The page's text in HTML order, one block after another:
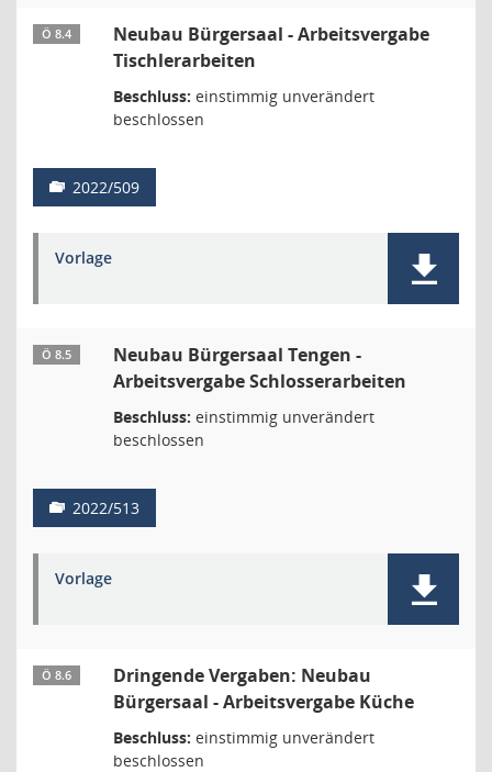
Ö 8.4
Neubau Bürgersaal - Arbeitsvergabe
Tischlerarbeiten
Beschluss: einstimmig unverändert
beschlossen
2022/509
Vorlage
Ö 8.5
Neubau Bürgersaal Tengen -
Arbeitsvergabe Schlosserarbeiten
Beschluss: einstimmig unverändert
beschlossen
2022/513
Vorlage
Ö 8.6
Dringende Vergaben: Neubau
Bürgersaal - Arbeitsvergabe Küche
Beschluss: einstimmig unverändert
beschlossen